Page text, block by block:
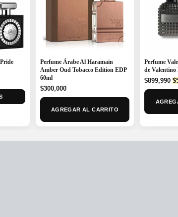
Perfume Árabe Al Haramain
Amber Oud Tobacco Edition EDP
60ml
$300,000
AGREGAR AL CARRITO
Perfume
de Valentino
$899,990 $